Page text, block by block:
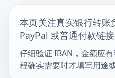
本页关注真实银行转账
PayPal 或普通付款链接
仔细验证 IBAN，金额应
程确实需要时才填写用途